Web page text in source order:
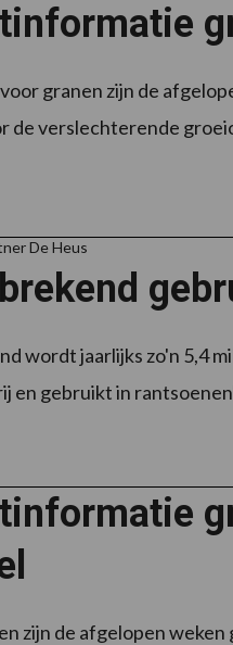
granen zijn de
de verslechterende
De Heus
wordt jaarlijks zo'n 5,4
en gebruikt in
zijn de afgelopen